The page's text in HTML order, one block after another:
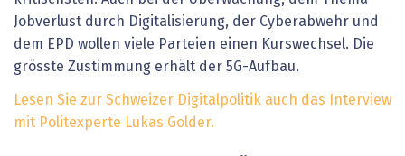
Jobverlust durch Digitalisierung, der Cyberabwehr und
dem EPD wollen viele Parteien einen Kurswechsel. Die
grösste Zustimmung erhält der 5G-Aufbau.
Lesen Sie zur Schweizer Digitalpolitik auch das Interview
mit Politexperte Lukas Golder.